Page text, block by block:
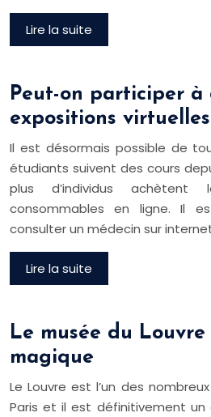
Lire la suite
Peut-on participer à
expositions
Il est désormais possible de
étudiants suivent des cours
plus d’individus
consommables en ligne. Il
consulter un médecin sur
Lire la suite
Le musée du
magique
Le Louvre est l’un des
Paris et il est définitivement un